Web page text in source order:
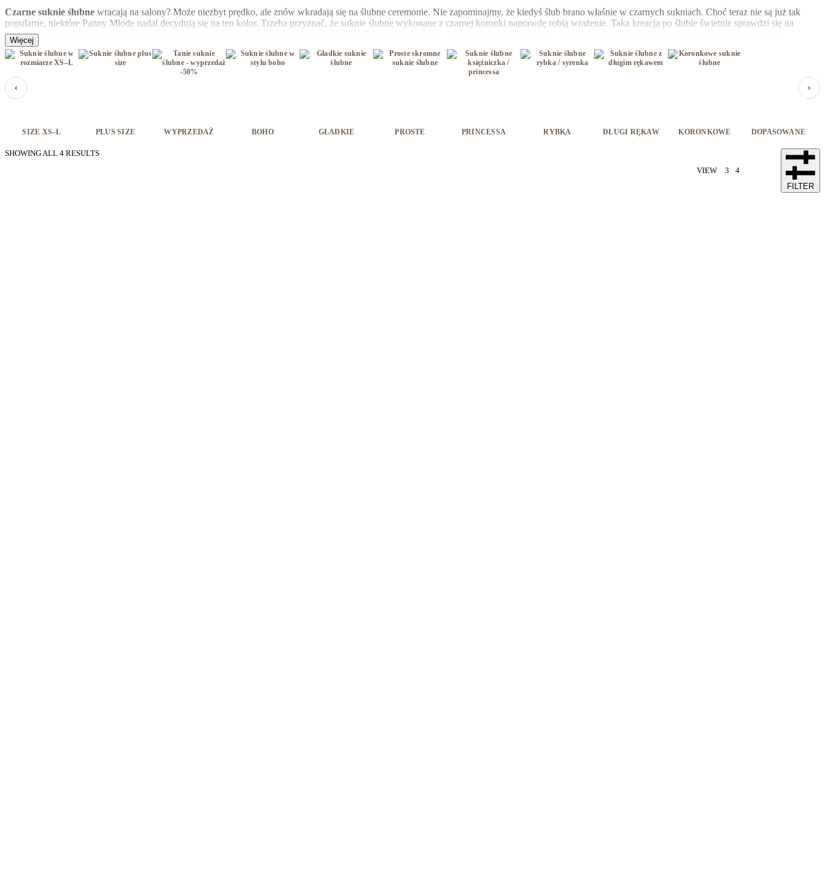
Czarne suknie ślubne wracają na salony? Może niezbyt prędko, ale znów wkradają się na ślubne ceremonie. Nie zapominajmy, że kiedyś ślub brano właśnie w czarnych sukniach. Choć teraz nie są już tak
popularne, niektóre Panny Młode nadal decydują się na ten kolor. Trzeba przyznać, że suknie ślubne wykonane z czarnej koronki naprawdę robią wrażenie. Taka kreacja po ślubie świetnie sprawdzi się na
Sylwestra czy na inne wieczorowe wyjścia – z pewnością nie będzie to suknia na jeden raz. Czarne suknie ślubne bez względu na fason będą wyglądały elegancko, niektóre fasony prezentują się wręcz
dostojnie. To zdecydowanie propozycja dla Panny Młodej, która nie chciałaby wyglądać w tym dniu standardowo. Są kobiety, które od zawsze marzyły o bieli, ale są i takie, które się w niej nigdy nie widziały –
taka kreacja może okazać się idealna właśnie dla nich.
‹
SIZE XS–L PLUS SIZE WYPRZEDAŻ BOHO GŁADKIE PROSTE PRINCESSA RYBKA DŁUGI RĘKAW KORONKOWE DOPASOWANE
›
SHOWING ALL 4 RESULTS
VIEW
3
4
FILTER